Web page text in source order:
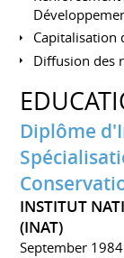
Capitalisation
Diffusion des
Diplôme
INSTITUT
(INAT)
September